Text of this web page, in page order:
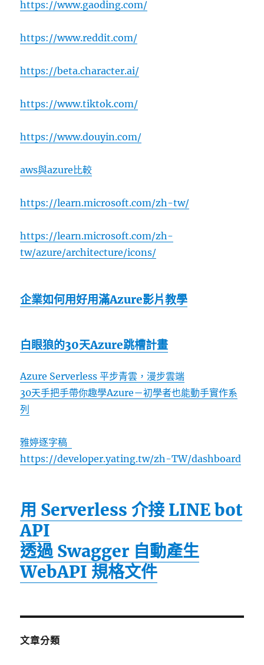
https://www.gaoding.com/
https://www.reddit.com/
https://beta.character.ai/
https://www.tiktok.com/
https://www.douyin.com/
aws與azure比較
https://learn.microsoft.com/zh-tw/
https://learn.microsoft.com/zh-
tw/azure/architecture/icons/
企業如何用好用滿Azure影片教學
白眼狼的30天Azure跳槽計畫
Azure Serverless 平步青雲，漫步雲端
30天手把手帶你趣學Azure－初學者也能動手實作系
列
雅婷逐字稿
https://developer.yating.tw/zh-TW/dashboard
用 Serverless 介接 LINE bot
API
透過 Swagger 自動產生
WebAPI 規格文件
文章分類